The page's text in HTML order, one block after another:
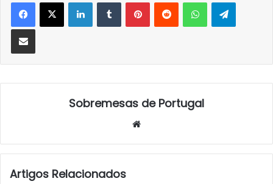
Partilhar Via Email
Sobremesas de Portugal
Artigos Relacionados